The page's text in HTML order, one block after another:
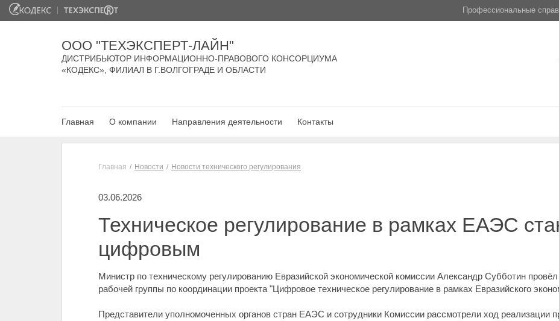
Профессиональные
ООО "ТЕХЭКСПЕРТ-ЛАЙН"
ДИСТРИБЬЮТОР ИНФОРМАЦИОННО-ПРАВОВОГО КОНСОРЦИУМА
«КОДЕКС», ФИЛИАЛ В Г.ВОЛГОГРАДЕ И ОБЛАСТИ
Главная О компании Направления деятельности Контакты
Главная Новости Новости технического регулирования
03.06.2026
Техническое регулирование в рамках ЕАЭС
цифровым
Министр по техническому регулированию Евразийской экономической комиссии Александр Субботин
рабочей группы по координации проекта "Цифровое техническое регулирование в рамках Евразийского
Представители уполномоченных органов стран ЕАЭС и сотрудники Комиссии рассмотрели ход реализации